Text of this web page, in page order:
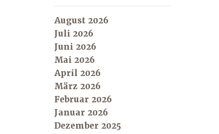
August 2026
Juli 2026
Juni 2026
Mai 2026
April 2026
März 2026
Februar 2026
Januar 2026
Dezember 2025